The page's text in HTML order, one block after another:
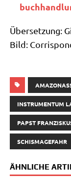
Über­set­zung:
Bild:
INSTRUMENTUM
PAPST
SCHISMAGEFAHR
ÄHNLICHE